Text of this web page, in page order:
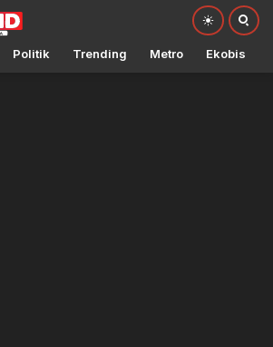
Politik Trending Metro Ekobis